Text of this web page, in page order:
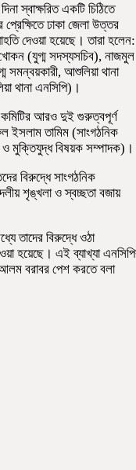
স্বাক্ষরিত একটি চিঠিতে
ঢাকা জেলা উত্তর
দেওয়া হয়েছে। তারা হলেন:
(যুগ্ম সদস্যসচিব), নাজমুল
আশুলিয়া থানা
থানা এনসিপি)।
আরও দুই গুরুত্বপূর্ণ
ইসলাম তামিম (সাংগঠনিক
মুক্তিযুদ্ধ বিষয়ক সম্পাদক)।
বিরুদ্ধে সাংগঠনিক
শৃঙ্খলা ও স্বচ্ছতা বজায়
তাদের বিরুদ্ধে ওঠা
হয়েছে। এই ব্যাখ্যা
বরাবর পেশ করতে বলা